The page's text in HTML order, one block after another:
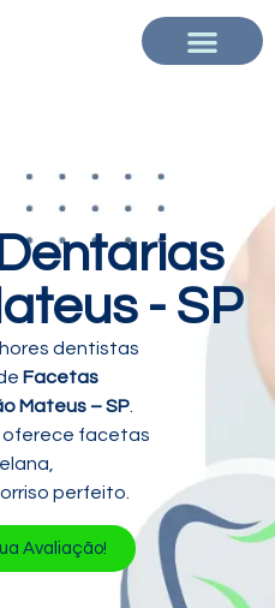
- SP
dentistas
Facetas
Mateus – SP.
oferece facetas
perfeito.
Avaliação!